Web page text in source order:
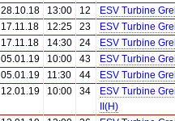
28.10.18 13:00 12
ESV Turbine
17.11.18
12:25 23
ESV Turbine
17.11.18
14:30 24
ESV Turbine
05.01.19
10:00 43
ESV Turbine
05.01.19
11:30 44
ESV Turbine
12.01.19
10:00 34
ESV Turbine
II(H)